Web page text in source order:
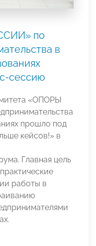
по
в
сессию
«ОПОРЫ
прошло под
кейсов!» в
Главная цель
работы в